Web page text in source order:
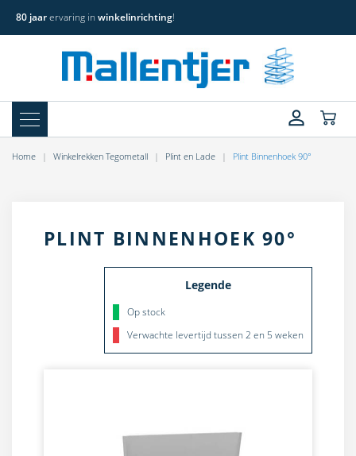
80 jaarervaring in winkelinrichting!
Home Winkelrekken Tegometall Plint en Lade Plint Binnenhoek 90°
PLINT BINNENHOEK 90°
Legende
Op stock
Verwachte levertijd tussen 2 en 5 weken